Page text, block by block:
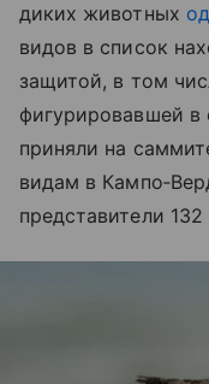
диких животных
видов в список
защитой, в том
фигурировавшей в
приняли на
видам в
представители